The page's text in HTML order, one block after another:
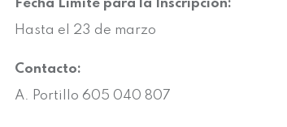
Fecha Limite para la Inscripción:
Hasta el 23 de marzo
Contacto:
A. Portillo 605 040 807